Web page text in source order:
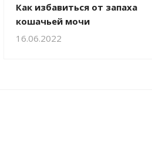
Как избавиться от запаха
кошачьей мочи
16.06.2022